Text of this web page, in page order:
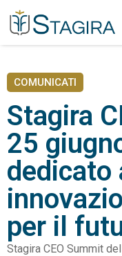
COMUNICATI
Stagira
25
dedicato
per il
Stagira CEO Summit